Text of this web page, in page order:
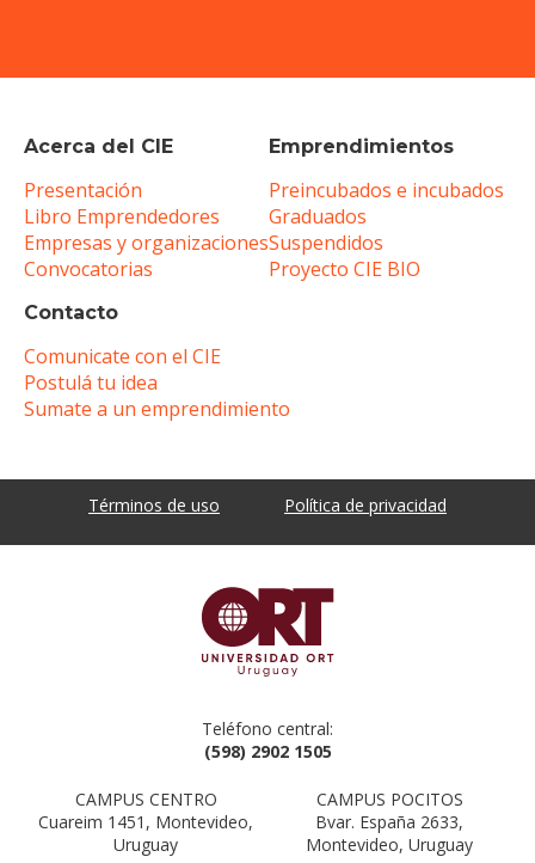
Acerca del CIE
Presentación
Libro Emprendedores
Empresas y organizaciones
Convocatorias
Emprendimientos
Preincubados e incubados
Graduados
Suspendidos
Proyecto CIE BIO
Contacto
Comunicate con el CIE
Postulá tu idea
Sumate a un emprendimiento
Términos de uso Política de privacidad
Teléfono central:
(598) 2902 1505
CAMPUS CENTRO
Cuareim 1451, Montevideo,
Uruguay
CAMPUS POCITOS
Bvar. España 2633,
Montevideo, Uruguay